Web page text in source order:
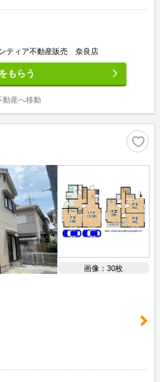
ティア不動産販売 奈良店
もらう
動産へ移動
画像：30枚